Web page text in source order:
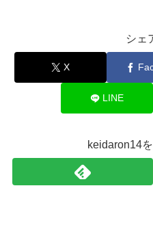
シェ
X
LINE
keidaron14